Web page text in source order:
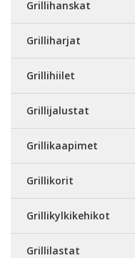
Grillihanskat
Grilliharjat
Grillihiilet
Grillijalustat
Grillikaapimet
Grillikorit
Grillikylkikehikot
Grillilastat